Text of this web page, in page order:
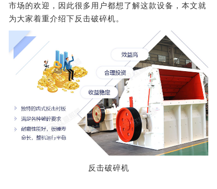
市场的欢迎，因此很多用户都想了解这款设备，本文就
为大家着重介绍下反击破碎机。
反击破碎机